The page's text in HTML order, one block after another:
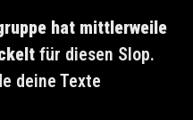
hat mittlerweile
für diesen Slop.
deine Texte